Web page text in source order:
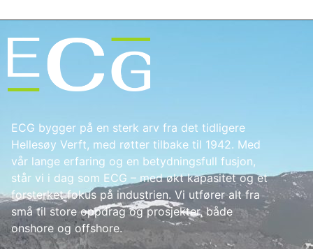
ECG bygger på en sterk arv fra det tidligere
Hellesøy Verft, med røtter tilbake til 1942. Med
vår lange erfaring og en betydningsfull fusjon,
står vi i dag som ECG – med økt kapasitet og et
forsterket fokus på industrien. Vi utfører alt fra
små til store oppdrag og prosjekter, både
onshore og offshore.